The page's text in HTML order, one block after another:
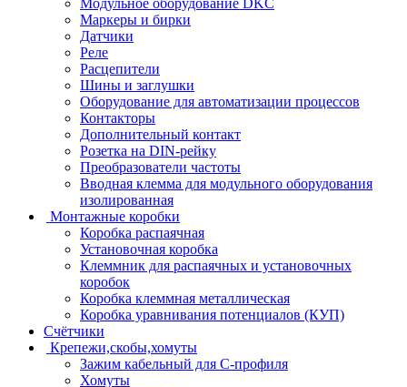
Модульное оборудование DKC
Маркеры и бирки
Датчики
Реле
Расцепители
Шины и заглушки
Оборудование для автоматизации процессов
Контакторы
Дополнительный контакт
Розетка на DIN-рейку
Преобразователи частоты
Вводная клемма для модульного оборудования
изолированная
Монтажные коробки
Коробка распаячная
Установочная коробка
Клеммник для распаячных и установочных
коробок
Коробка клеммная металлическая
Коробка уравнивания потенциалов (КУП)
Счётчики
Крепежи,скобы,хомуты
Зажим кабельный для С-профиля
Хомуты